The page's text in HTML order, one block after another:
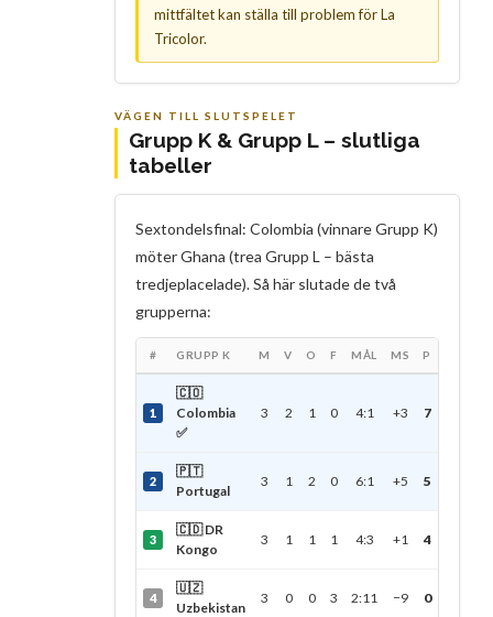
mittfältet kan ställa till problem för La
Tricolor.
VÄGEN TILL SLUTSPELET
Grupp K & Grupp L – slutliga
tabeller
Sextondelsfinal: Colombia (vinnare Grupp K)
möter Ghana (trea Grupp L – bästa
tredjeplacelade). Så här slutade de två
grupperna:
# GRUPP K M V O F MÅL MS P
1
🇨🇴
Colombia
✅
3 2 1 0 4:1 +3 7
2
🇵🇹
Portugal
3 1 2 0 6:1 +5 5
3
🇨🇩 DR
Kongo
3 1 1 1 4:3 +1 4
4
🇺🇿
Uzbekistan
3 0 0 3 2:11 −9 0